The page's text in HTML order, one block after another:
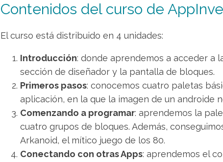
Contenidos del curso de
El curso está distribuido en 4 unidades:
Introducción: donde aprendemos a acceder a
sección de diseñador y la pantalla de bloques.
Primeros pasos: conocemos cuatro paletas
aplicación, en la que la imagen de un androide
Comenzando a programar: aprendemos la
cuatro grupos de bloques. Además,
Arkanoid, el mítico juego de los 80.
Conectando con otras Apps: aprendemos el